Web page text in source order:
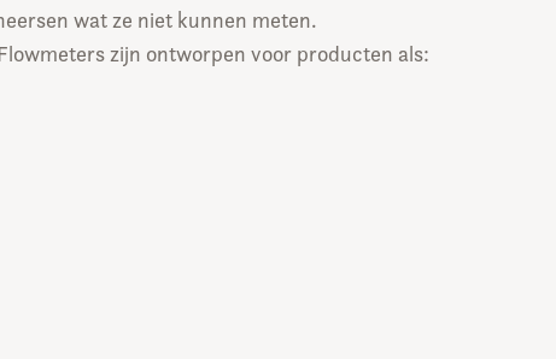
wat ze niet kunnen meten.
zijn ontworpen voor producten als: